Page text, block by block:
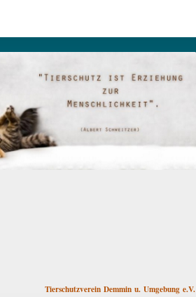
Tierschutzverein Demmin u. Umgebung e.V.